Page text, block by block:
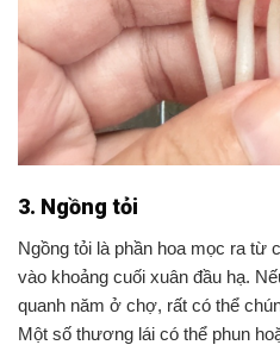
3. Ngồng tỏi
Ngồng tỏi là phần hoa mọc ra từ
vào khoảng cuối xuân đầu hạ.
quanh năm ở chợ, rất có thể
Một số thương lái có thể phun